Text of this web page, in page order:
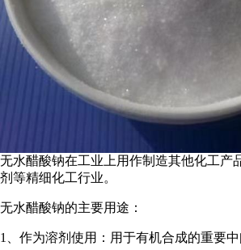
无水醋酸钠在工业上用作制造其他化工产
剂等精细化工行业。
无水醋酸钠的主要用途：
1、作为溶剂使用：用于有机合成的重要